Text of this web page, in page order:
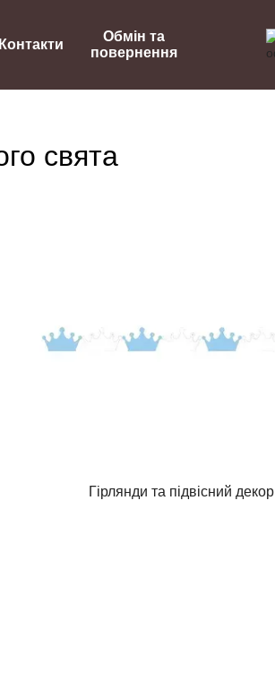
Контакти
Обмін та
повернення
свята
Гірлянди та підвісний декор